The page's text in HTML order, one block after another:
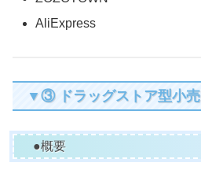
AliExpress
▼③ ドラッグストア型小売
●概要